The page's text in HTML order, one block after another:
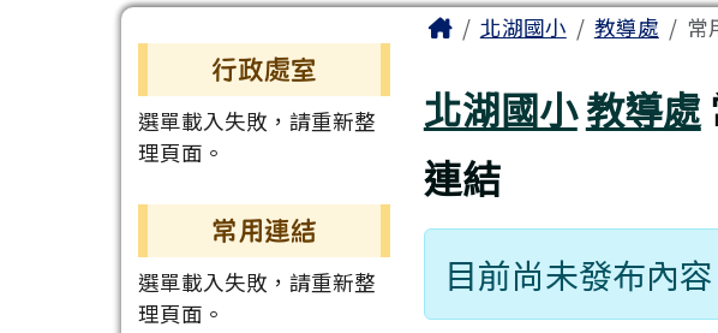
左邊區域內容
行政處室
選單載入失敗，請重新整
理頁面。
常用連結
選單載入失敗，請重新整
理頁面。
主內容區域
Home北湖國小 教導處 常
北湖國小教導處
連結
目前尚未發布內容
頁尾區域